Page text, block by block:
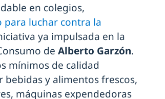
en colegios,
para luchar contra la
ya impulsada en la
de Alberto Garzón.
mínimos de calidad
y alimentos frescos,
máquinas expendedoras